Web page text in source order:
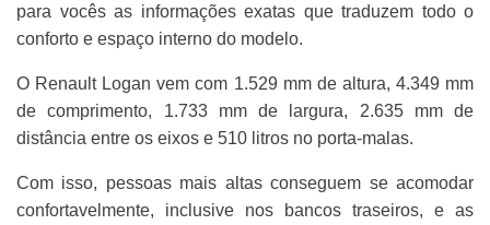
para vocês as informações exatas que traduzem todo o
conforto e espaço interno do modelo.
O Renault Logan vem com 1.529 mm de altura, 4.349 mm
de comprimento, 1.733 mm de largura, 2.635 mm de
distância entre os eixos e 510 litros no porta-malas.
Com isso, pessoas mais altas conseguem se acomodar
confortavelmente, inclusive nos bancos traseiros, e as